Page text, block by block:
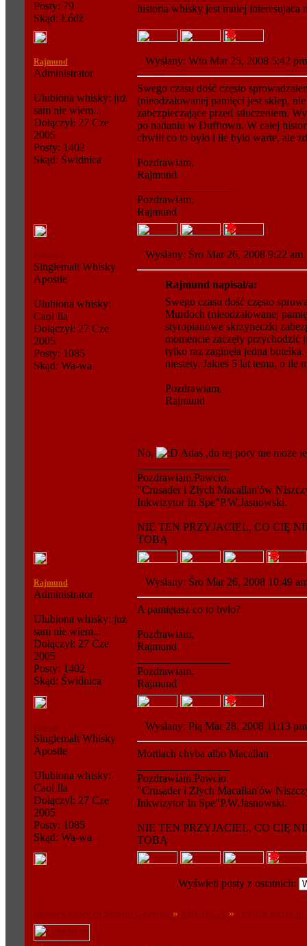
Posty: 79
Skąd: Łódź
historia whisky jest mniej interesujaca
Rajmund
Administrator
Ulubiona whisky: już
sam nie wiem...
Dołączył: 27 Cze
2005
Posty: 1402
Skąd: Świdnica
Wysłany: Wto Mar 25, 2008 5:42
Swego czasu dość często
(nieodżałowanej pamięci jest sklep,
zabezpieczające przed stłuczeniem.
po nadaniu w Dufftown. W całej
chwili co to było i ile było warte, ale
Pozdrawiam,
Rajmund
Pozdrawiam,
Rajmund
Pawcio
Singlemalt Whisky
Apostle
Ulubiona whisky:
Caol Ila
Dołączył: 27 Cze
2005
Posty: 1085
Skąd: Wa-wa
Wysłany: Śro Mar 26, 2008 9:22
Rajmund napisał/a:
Swego czasu dość często
Murdoch (nieodżałowanej
styropianowe skrzyneczki
momencie zaczęły
tylko raz zaginęła jedna
niestety. Jakieś 5 lat temu, o ile
Pozdrawiam,
Rajmund
No,
Adaś ,do tej pory nie może
Pozdrawiam.Pawcio.
"Crusader i Złych Macallan'ów
Inkwizytor In Spe"P.W.Jasnowski.
NIE TEN PRZYJACIEL, CO CIĘ
TOBĄ
Rajmund
Administrator
Ulubiona whisky: już
sam nie wiem...
Dołączył: 27 Cze
2005
Posty: 1402
Skąd: Świdnica
Wysłany: Śro Mar 26, 2008 10:49
A pamiętasz co to było?
Pozdrawiam,
Rajmund
Pozdrawiam,
Rajmund
Pawcio
Singlemalt Whisky
Apostle
Ulubiona whisky:
Caol Ila
Dołączył: 27 Cze
2005
Posty: 1085
Skąd: Wa-wa
Wysłany: Pią Mar 28, 2008 11:13
Mortlach chyba albo Macallan
Pozdrawiam.Pawcio.
"Crusader i Złych Macallan'ów
Inkwizytor In Spe"P.W.Jasnowski.
NIE TEN PRZYJACIEL, CO CIĘ
TOBĄ
Wyświetl posty z ostatnich:
bestofwhisky.pl Strona Główna » MIEJSCA » czyli 'a gdzie ją